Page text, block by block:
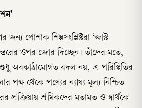
পোশাক শিল্পসংশ্লিষ্টরা ‘জাস্ট
ওপর জোর দিচ্ছেন। তাঁদের মতে,
শুধু অবকাঠামোগত বদল নয়, এ পরিস্থিতির
পক্ষ থেকে পণ্যের ন্যায্য মূল্য নিশ্চিত
প্রক্রিয়ায় শ্রমিকদের মতামত ও স্বার্থকে